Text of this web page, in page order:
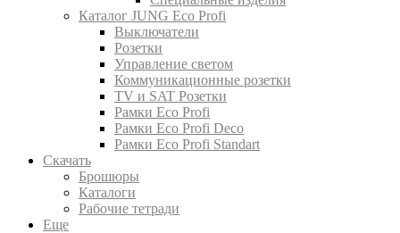
Каталог JUNG Eco Profi
Выключатели
Розетки
Управление светом
Коммуникационные розетки
TV и SAT Розетки
Рамки Eco Profi
Рамки Eco Profi Deco
Рамки Eco Profi Standart
Скачать
Брошюры
Каталоги
Рабочие тетради
Еще